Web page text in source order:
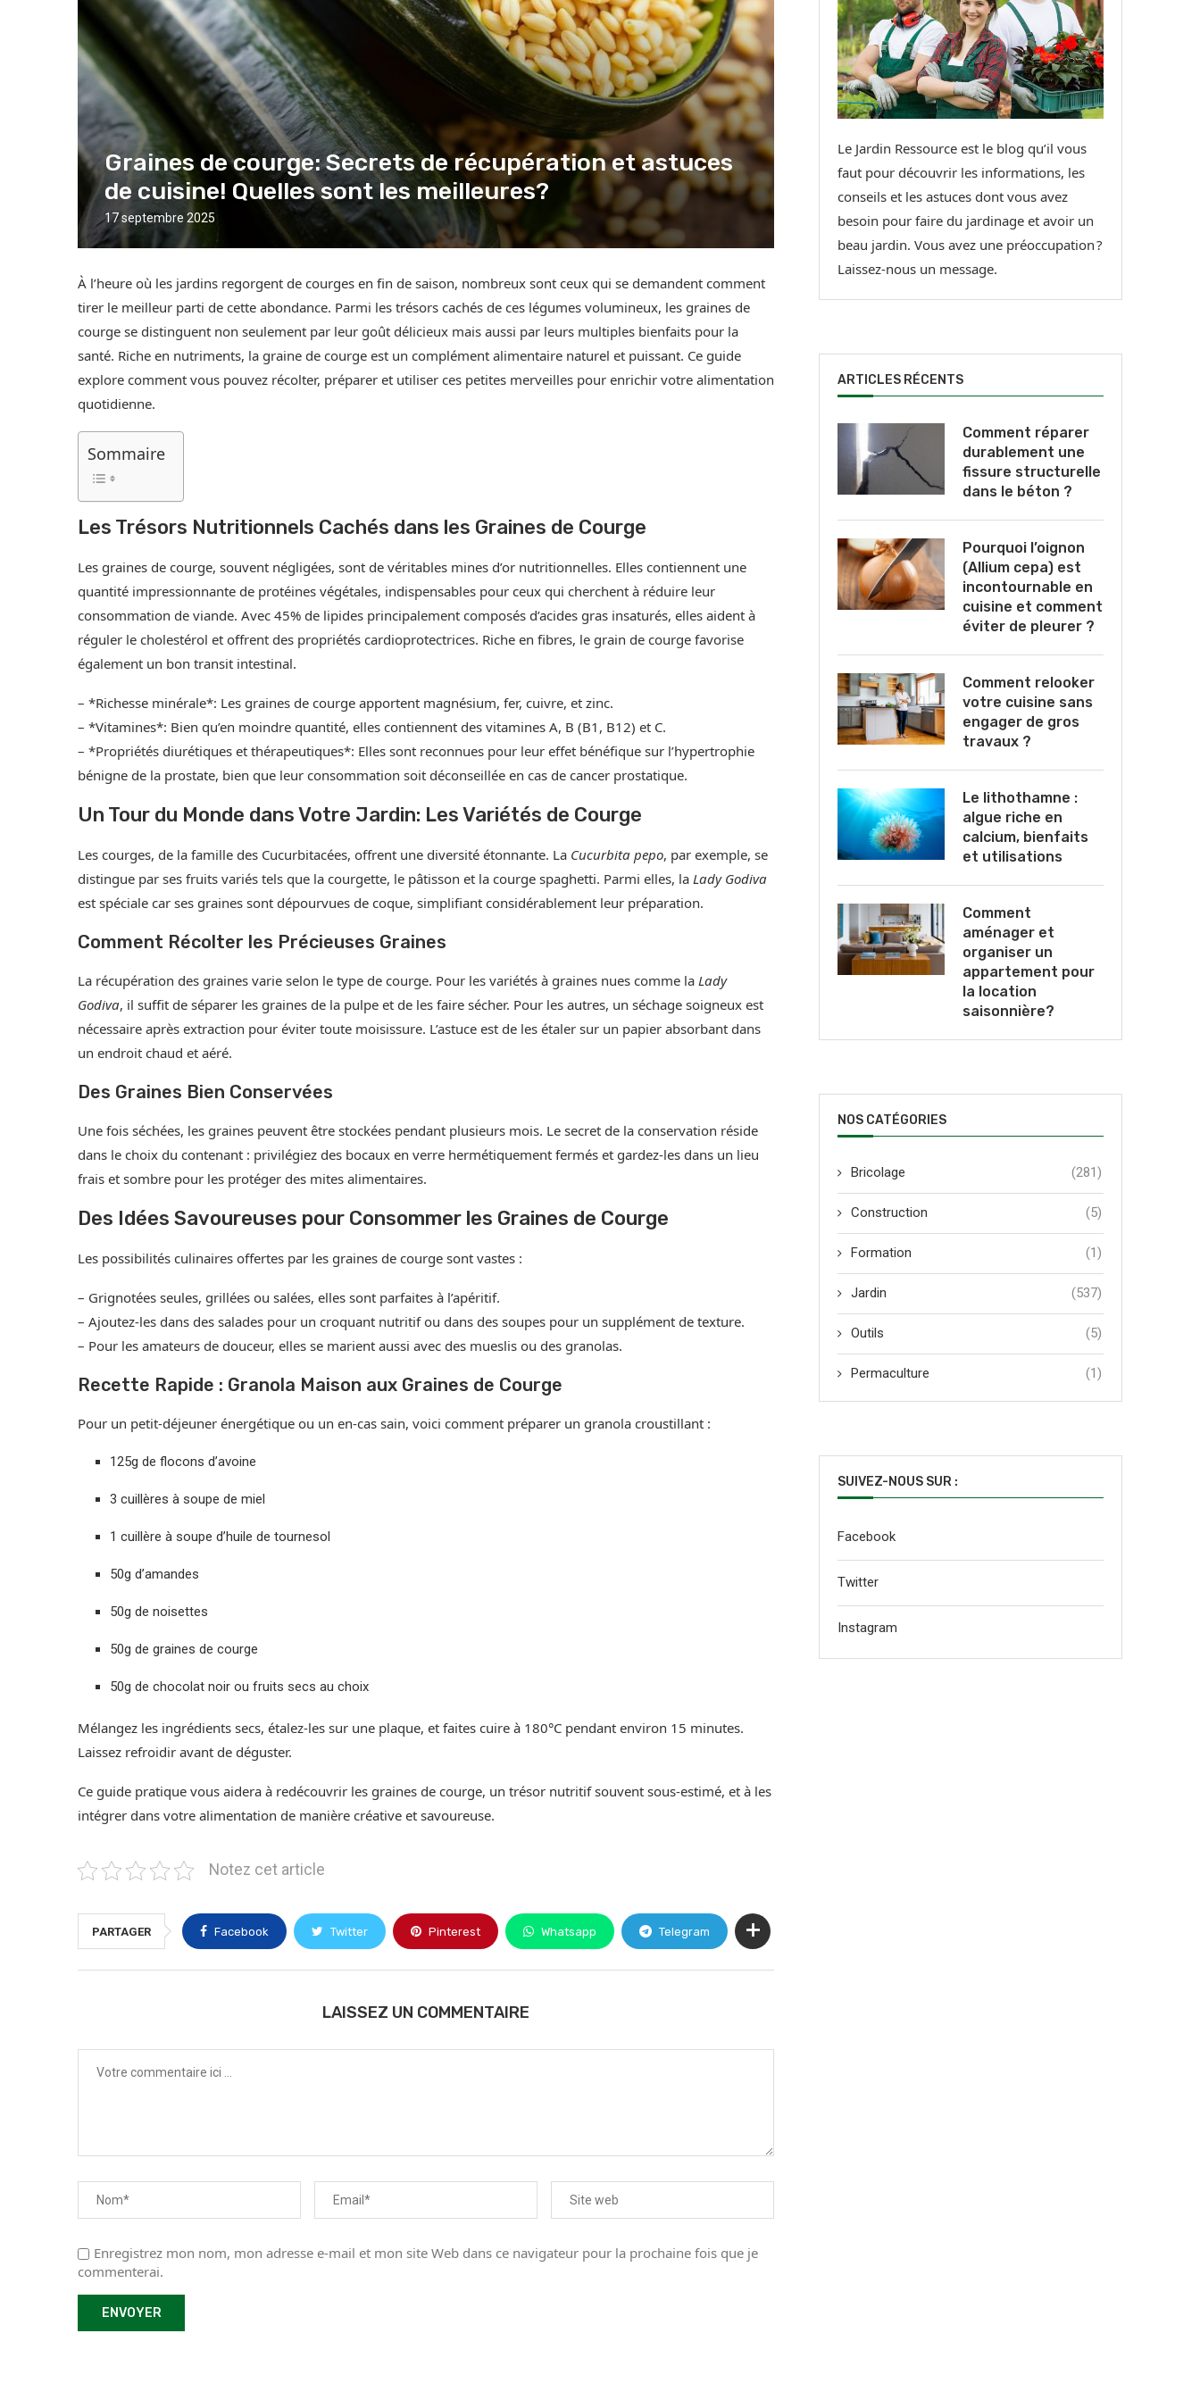
Graines de courge: Secrets de récupération et astuces
de cuisine! Quelles sont les meilleures?
17 septembre 2025
À l’heure où les jardins regorgent de courges en fin de saison, nombreux sont ceux qui se demandent comment
tirer le meilleur parti de cette abondance. Parmi les trésors cachés de ces légumes volumineux, les graines de
courge se distinguent non seulement par leur goût délicieux mais aussi par leurs multiples bienfaits pour la
santé. Riche en nutriments, la graine de courge est un complément alimentaire naturel et puissant. Ce guide
explore comment vous pouvez récolter, préparer et utiliser ces petites merveilles pour enrichir votre alimentation
quotidienne.
Sommaire
Les Trésors Nutritionnels Cachés dans les Graines de Courge
Les graines de courge, souvent négligées, sont de véritables mines d’or nutritionnelles. Elles contiennent une
quantité impressionnante de protéines végétales, indispensables pour ceux qui cherchent à réduire leur
consommation de viande. Avec 45% de lipides principalement composés d’acides gras insaturés, elles aident à
réguler le cholestérol et offrent des propriétés cardioprotectrices. Riche en fibres, le grain de courge favorise
également un bon transit intestinal.
– *Richesse minérale*: Les graines de courge apportent magnésium, fer, cuivre, et zinc.
– *Vitamines*: Bien qu’en moindre quantité, elles contiennent des vitamines A, B (B1, B12) et C.
– *Propriétés diurétiques et thérapeutiques*: Elles sont reconnues pour leur effet bénéfique sur l’hypertrophie
bénigne de la prostate, bien que leur consommation soit déconseillée en cas de cancer prostatique.
Un Tour du Monde dans Votre Jardin: Les Variétés de Courge
Les courges, de la famille des Cucurbitacées, offrent une diversité étonnante. La Cucurbita pepo, par exemple, se
distingue par ses fruits variés tels que la courgette, le pâtisson et la courge spaghetti. Parmi elles, la Lady Godiva
est spéciale car ses graines sont dépourvues de coque, simplifiant considérablement leur préparation.
Comment Récolter les Précieuses Graines
La récupération des graines varie selon le type de courge. Pour les variétés à graines nues comme la Lady
Godiva, il suffit de séparer les graines de la pulpe et de les faire sécher. Pour les autres, un séchage soigneux est
nécessaire après extraction pour éviter toute moisissure. L’astuce est de les étaler sur un papier absorbant dans
un endroit chaud et aéré.
Des Graines Bien Conservées
Une fois séchées, les graines peuvent être stockées pendant plusieurs mois. Le secret de la conservation réside
dans le choix du contenant : privilégiez des bocaux en verre hermétiquement fermés et gardez-les dans un lieu
frais et sombre pour les protéger des mites alimentaires.
Des Idées Savoureuses pour Consommer les Graines de Courge
Les possibilités culinaires offertes par les graines de courge sont vastes :
– Grignotées seules, grillées ou salées, elles sont parfaites à l’apéritif.
– Ajoutez-les dans des salades pour un croquant nutritif ou dans des soupes pour un supplément de texture.
– Pour les amateurs de douceur, elles se marient aussi avec des mueslis ou des granolas.
Recette Rapide : Granola Maison aux Graines de Courge
Pour un petit-déjeuner énergétique ou un en-cas sain, voici comment préparer un granola croustillant :
125g de flocons d’avoine
3 cuillères à soupe de miel
1 cuillère à soupe d’huile de tournesol
50g d’amandes
50g de noisettes
50g de graines de courge
50g de chocolat noir ou fruits secs au choix
Mélangez les ingrédients secs, étalez-les sur une plaque, et faites cuire à 180°C pendant environ 15 minutes.
Laissez refroidir avant de déguster.
Ce guide pratique vous aidera à redécouvrir les graines de courge, un trésor nutritif souvent sous-estimé, et à les
intégrer dans votre alimentation de manière créative et savoureuse.
Notez cet article
PARTAGER Facebook Twitter Pinterest Whatsapp Telegram
LAISSEZ UN COMMENTAIRE
Enregistrez mon nom, mon adresse e-mail et mon site Web dans ce navigateur pour la prochaine fois que je
commenterai.
Le Jardin Ressource est le blog qu’il vous
faut pour découvrir les informations, les
conseils et les astuces dont vous avez
besoin pour faire du jardinage et avoir un
beau jardin. Vous avez une préoccupation ?
Laissez-nous un message.
ARTICLES RÉCENTS
Comment réparer
durablement une
fissure structurelle
dans le béton ?
Pourquoi l’oignon
(Allium cepa) est
incontournable en
cuisine et comment
éviter de pleurer ?
Comment relooker
votre cuisine sans
engager de gros
travaux ?
Le lithothamne :
algue riche en
calcium, bienfaits
et utilisations
Comment
aménager et
organiser un
appartement pour
la location
saisonnière?
NOS CATÉGORIES
Bricolage (281)
Construction (5)
Formation (1)
Jardin (537)
Outils (5)
Permaculture (1)
SUIVEZ-NOUS SUR :
Facebook
Twitter
Instagram